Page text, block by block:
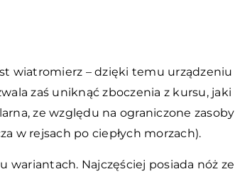
wiatromierz – dzięki temu urządzeniu
zaś uniknąć zboczenia z kursu, jaki
ze względu na ograniczone zasoby
w rejsach po ciepłych morzach).
Najczęściej posiada nóż ze